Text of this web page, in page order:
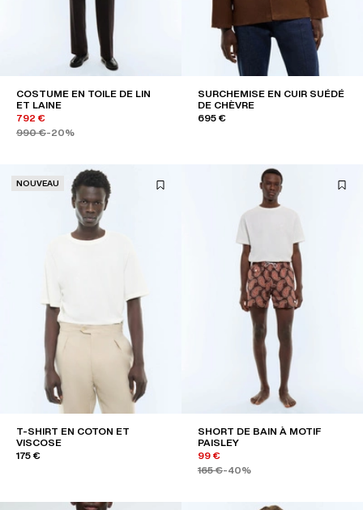
COSTUME EN TOILE DE LIN
ET LAINE
792 €
990 €-20%
SURCHEMISE EN CUIR SUÉDÉ
DE CHÈVRE
695 €
NOUVEAU
T-SHIRT EN COTON ET
VISCOSE
175 €
SHORT DE BAIN À MOTIF
PAISLEY
99 €
165 €-40%